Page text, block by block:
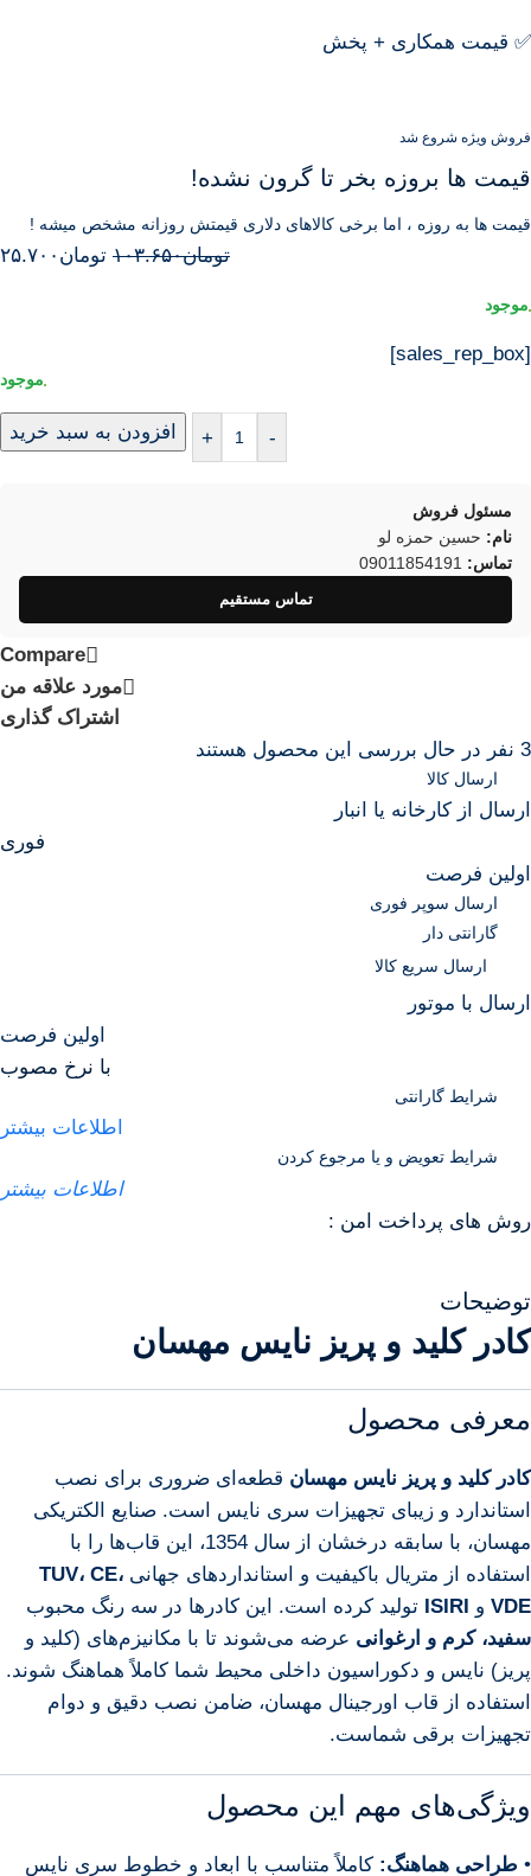
✅ قیمت همکاری + پخش
فروش ویژه شروع شد
قیمت ها بروزه بخر تا گرون نشده!
قیمت ها به روزه ، اما برخی کالاهای دلاری قیمتش روزانه مشخص میشه !
تومان۱۰۳.۶۵۰ تومان ۲۵.۷۰۰
[sales_rep_box]
-
+ افزودن به سبد خرید
مسئول فروش
نام: حسین حمزه لو
تماس: 09011854191
تماس مستقیم
Compare
مورد علاقه من
اشتراک گذاری
3 نفر در حال بررسی این محصول هستند
ارسال کالا
ارسال از کارخانه یا انبار
فوری
اولین فرصت
ارسال سوپر فوری
گارانتی دار
ارسال سریع کالا
ارسال با موتور
اولین فرصت
با نرخ مصوب
شرایط گارانتی
اطلاعات بیشتر
شرایط تعویض و یا مرجوع کردن
اطلاعات بیشتر
روش های پرداخت امن :
توضیحات
کادر کلید و پریز نایس مهسان
معرفی محصول
کادر کلید و پریز نایس مهسان قطعه‌ای ضروری برای نصب
استاندارد و زیبای تجهیزات سری نایس است. صنایع الکتریکی
مهسان، با سابقه درخشان از سال 1354، این قاب‌ها را با
استفاده از متریال باکیفیت و استانداردهای جهانی TUV، CE،
VDE و ISIRI تولید کرده است. این کادرها در سه رنگ محبوب
سفید، کرم و ارغوانی عرضه می‌شوند تا با مکانیزم‌های (کلید و
پریز) نایس و دکوراسیون داخلی محیط شما کاملاً هماهنگ شوند.
استفاده از قاب اورجینال مهسان، ضامن نصب دقیق و دوام
تجهیزات برقی شماست.
ویژگی‌های مهم این محصول
• طراحی هماهنگ: کاملاً متناسب با ابعاد و خطوط سری نایس